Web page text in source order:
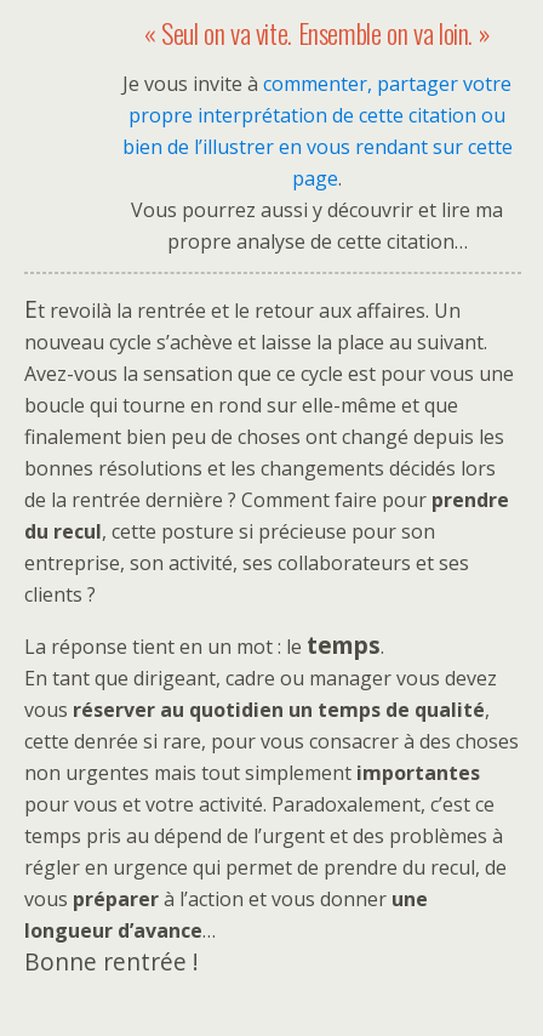
« Seul on va vite. Ensemble on va loin. »
Je vous invite à commenter, partager votre
propre interprétation de cette citation ou
bien de l’illustrer en vous rendant sur cette
page.
Vous pourrez aussi y découvrir et lire ma
propre analyse de cette citation…
Et revoilà la rentrée et le retour aux affaires. Un
nouveau cycle s’achève et laisse la place au suivant.
Avez-vous la sensation que ce cycle est pour vous une
boucle qui tourne en rond sur elle-même et que
finalement bien peu de choses ont changé depuis les
bonnes résolutions et les changements décidés lors
de la rentrée dernière ? Comment faire pour prendre
du recul, cette posture si précieuse pour son
entreprise, son activité, ses collaborateurs et ses
clients ?
La réponse tient en un mot : le temps.
En tant que dirigeant, cadre ou manager vous devez
vous réserver au quotidien un temps de qualité,
cette denrée si rare, pour vous consacrer à des choses
non urgentes mais tout simplement importantes
pour vous et votre activité. Paradoxalement, c’est ce
temps pris au dépend de l’urgent et des problèmes à
régler en urgence qui permet de prendre du recul, de
vous préparerà l’action et vous donner une
longueur d’avance…
Bonne rentrée !